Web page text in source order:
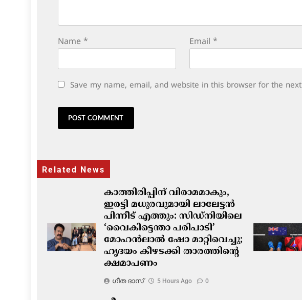
Name * Email *
Save my name, email, and website in this browser for the
Related News
കാത്തിരിപ്പിന് വിരാമമാകും,
ഇരട്ടി മധുരവുമായി ലാലേട്ടൻ
പിന്നീട് എത്തും: സിഡ്നിയിലെ
‘വൈകിട്ടെന്താ പരിപാടി’
മോഹൻലാൽ ഷോ മാറ്റിവെച്ചു;
ഹൃദയം കീഴടക്കി താരത്തിന്റെ
ക്ഷമാപണം
ഗീത ദാസ്‌ 5 Hours Ago 0